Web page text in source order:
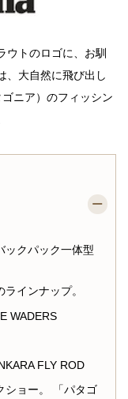
ウトのロゴに、お馴
、大自然に飛び出し
ニア）のフィッシン
ックパック一体型
インナップ。
WADERS
FLY ROD
ショー。 「パタゴ